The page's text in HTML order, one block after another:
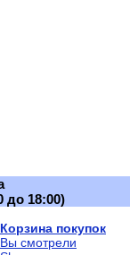
до 18:00)
Корзина покупок
Вы смотрели